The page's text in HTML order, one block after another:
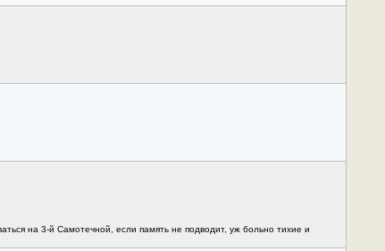
на 3-й Самотечной, если память не подводит, уж больно тихие и